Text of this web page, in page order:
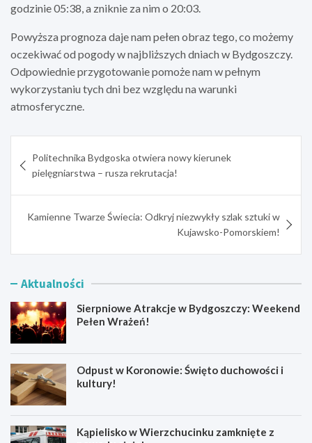
godzinie 05:38, a zniknie za nim o 20:03.
Powyższa prognoza daje nam pełen obraz tego, co możemy
oczekiwać od pogody w najbliższych dniach w Bydgoszczy.
Odpowiednie przygotowanie pomoże nam w pełnym
wykorzystaniu tych dni bez względu na warunki
atmosferyczne.
wpisu
Politechnika Bydgoska otwiera nowy kierunek
pielęgniarstwa – rusza rekrutacja!
Kamienne Twarze Świecia: Odkryj niezwykły szlak sztuki w
Kujawsko-Pomorskiem!
Aktualności
Sierpniowe Atrakcje w Bydgoszczy: Weekend
Pełen Wrażeń!
Odpust w Koronowie: Święto duchowości i
kultury!
Kąpielisko w Wierzchucinku zamknięte z